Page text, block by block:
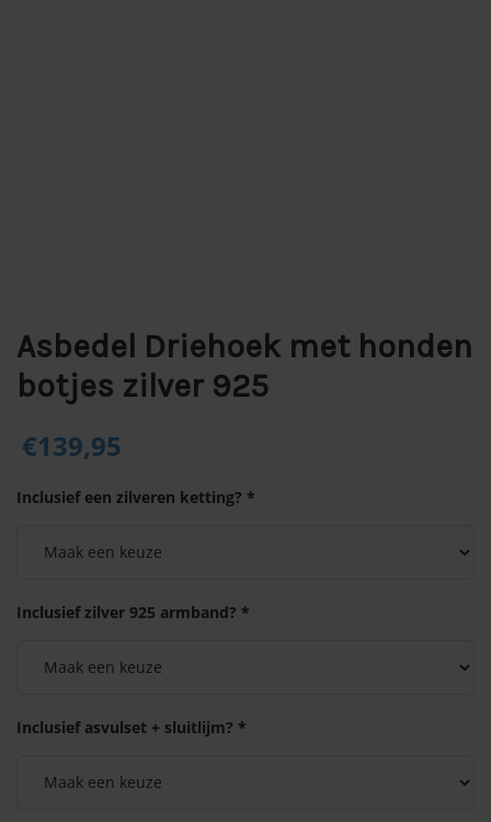
Asbedel Driehoek met honden
botjes zilver 925
€139,95
Inclusief een zilveren ketting? *
Inclusief zilver 925 armband? *
Inclusief asvulset + sluitlijm? *